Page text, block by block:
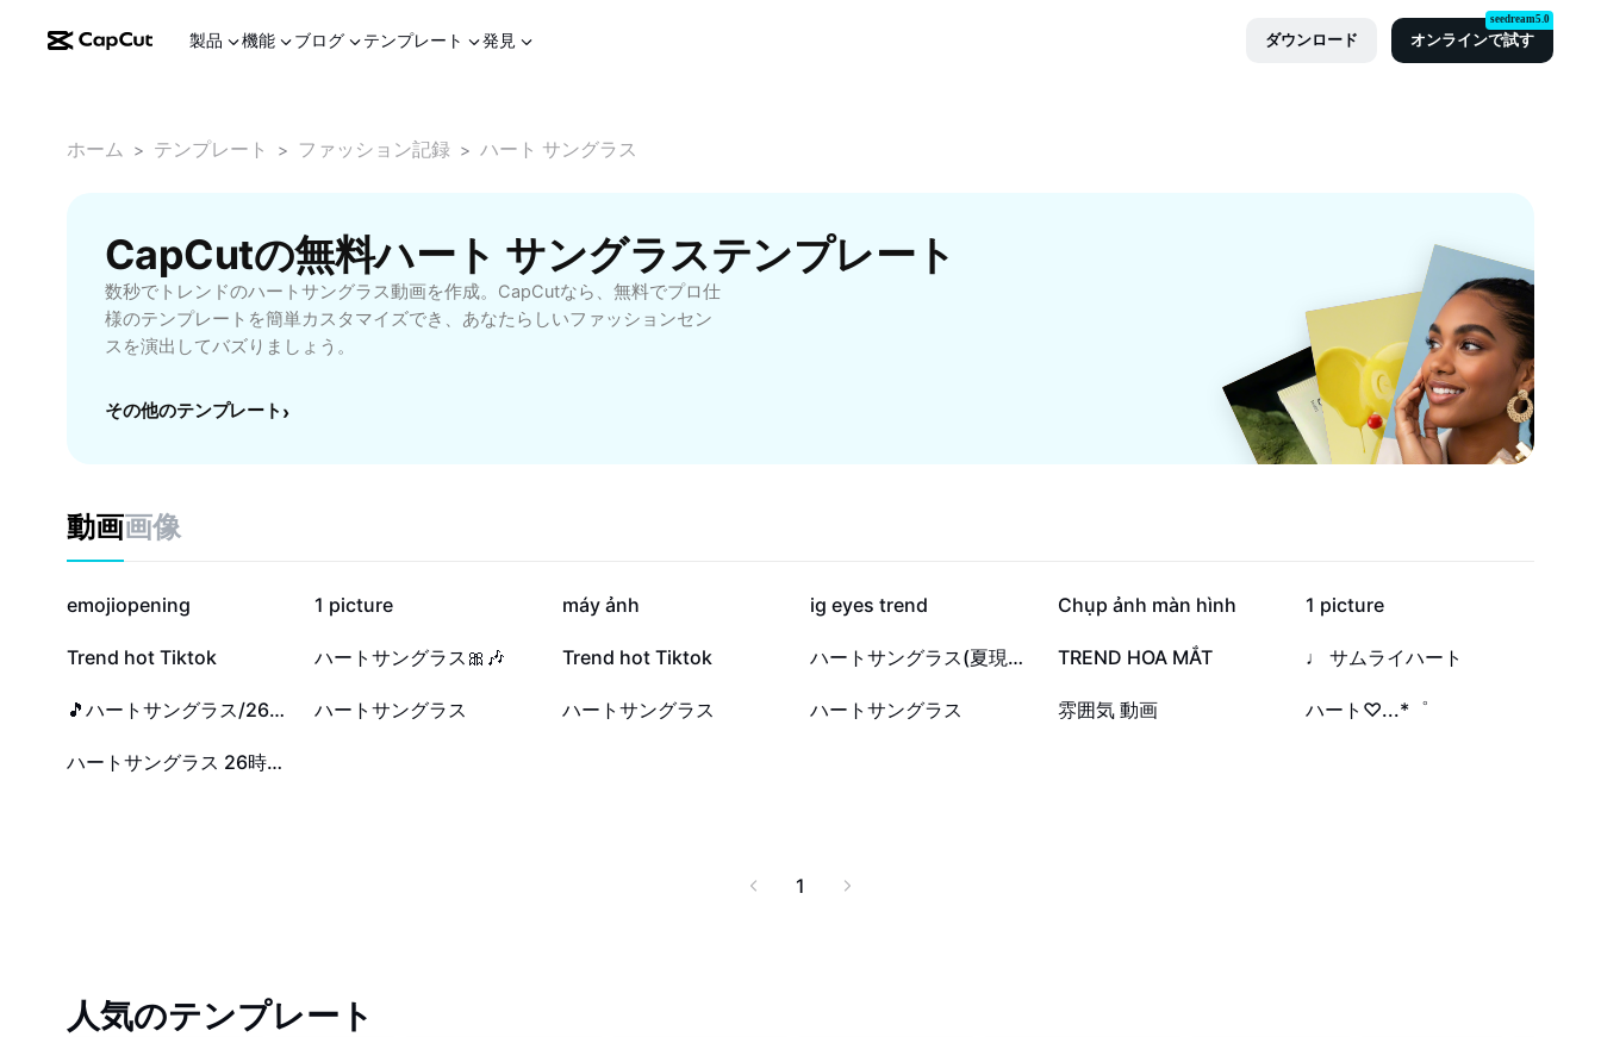
製品 機能 ブログ テンプレート 発見 ダウンロード オンラインで試す
seedream5.0
ホーム > テンプレート > ファッション記録 > ハート サングラス
CapCutの無料ハート サングラステンプレート
数秒でトレンドのハートサングラス動画を作成。CapCutなら、無料でプロ仕
様のテンプレートを簡単カスタマイズでき、あなたらしいファッションセン
スを演出してバズりましょう。
その他のテンプレート ›
動画画像
18万
emojiopening 9万
1 picture 6.6万
máy ảnh 5.4万
ig eyes trend 8147
Chụp ảnh màn hình 5675
1 picture
2552
Trend hot Tiktok 1205
ハートサングラス🎀🎶 878
Trend hot Tiktok ハートサングラス(夏現場まとめ) 635
TREND HOA MẮT 427
♩ サムライハート
223 🎵ハートサングラス/26時のマスカレイド ハートサングラス ハートサングラス ハートサングラス 12
雰囲気 動画 ハート♡...*゜
ハートサングラス 26時のマスカレイド
1
人気のテンプレート